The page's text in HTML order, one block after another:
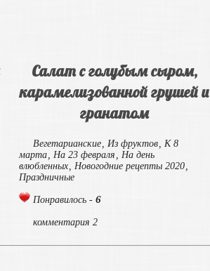
Салат с голубым сыром,
карамелизованной грушей и
гранатом
Вегетарианские, Из фруктов, К 8
марта, На 23 февраля , На день
влюбленных, Новогодние рецепты 2020,
Праздничные
Понравилось -6
комментария 2